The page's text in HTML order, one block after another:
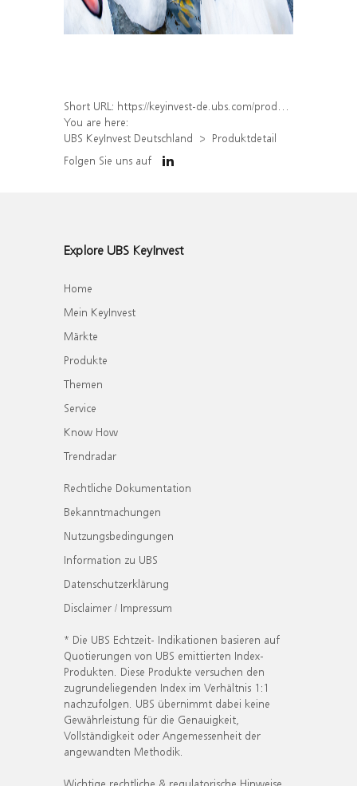
Short URL: https://keyinvest-de.ubs.com/produkt/detail/index/isin/DE000WA8QCP4
You are here:
UBS KeyInvest Deutschland
Produktdetail
Folgen Sie uns auf
Explore UBS KeyInvest
Home
Mein KeyInvest
Märkte
Produkte
Themen
Service
Know How
Trendradar
Rechtliche Dokumentation
Bekanntmachungen
Nutzungsbedingungen
Information zu UBS
Datenschutzerklärung
Disclaimer / Impressum
* Die UBS Echtzeit- Indikationen basieren auf
Quotierungen von UBS emittierten Index-
Produkten. Diese Produkte versuchen den
zugrundeliegenden Index im Verhältnis 1:1
nachzufolgen. UBS übernimmt dabei keine
Gewährleistung für die Genauigkeit,
Vollständigkeit oder Angemessenheit der
angewandten Methodik.